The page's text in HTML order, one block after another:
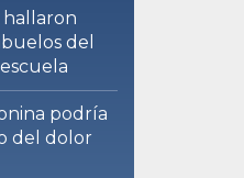
hallaron
del
podría
del dolor